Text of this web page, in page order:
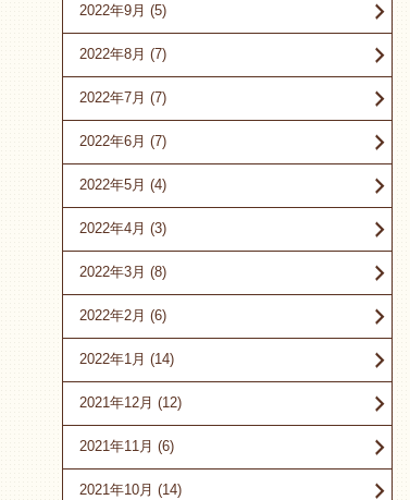
2022年9月 (5)
2022年8月 (7)
2022年7月 (7)
2022年6月 (7)
2022年5月 (4)
2022年4月 (3)
2022年3月 (8)
2022年2月 (6)
2022年1月 (14)
2021年12月 (12)
2021年11月 (6)
2021年10月 (14)